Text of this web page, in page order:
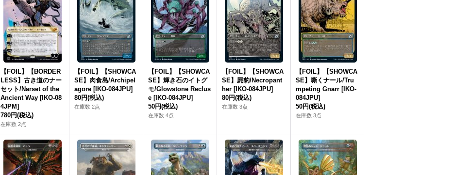
【FOIL】【BORDER
LESS】古き道のナー
セット/Narset of the
Ancient Way [IKO-08
4JPM]
780円(税込)
在庫数 2点
【FOIL】【SHOWCA
SE】肉食島/Archipel
agore [IKO-084JPU]
80円(税込)
在庫数 2点
【FOIL】【SHOWCA
SE】輝き石のイトグ
モ/Glowstone Reclus
e [IKO-084JPU]
50円(税込)
在庫数 4点
【FOIL】【SHOWCA
SE】屍豹/Necropant
her [IKO-084JPU]
80円(税込)
在庫数 3点
【FOIL】【SHOWCA
SE】嘶くナール/Tru
mpeting Gnarr [IKO-
084JPU]
50円(税込)
在庫数 3点